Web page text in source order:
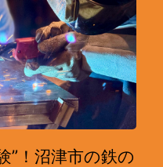
”！沼津市の鉄の